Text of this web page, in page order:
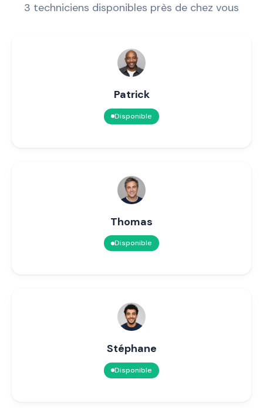
3 techniciens disponibles près de chez vous
Patrick
Disponible
Thomas
Disponible
Stéphane
Disponible